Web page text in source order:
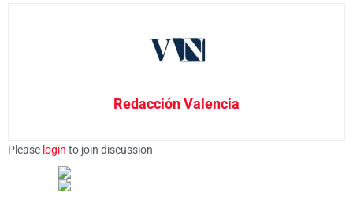
Redacción Valencia
Please login to join discussion